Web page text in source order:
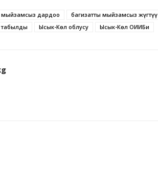
мыйзамсыз дардоо баңгизатты мыйзамсыз жүгтүү
табылды Ысык-Көл облусу Ысык-Көл ОИИБи